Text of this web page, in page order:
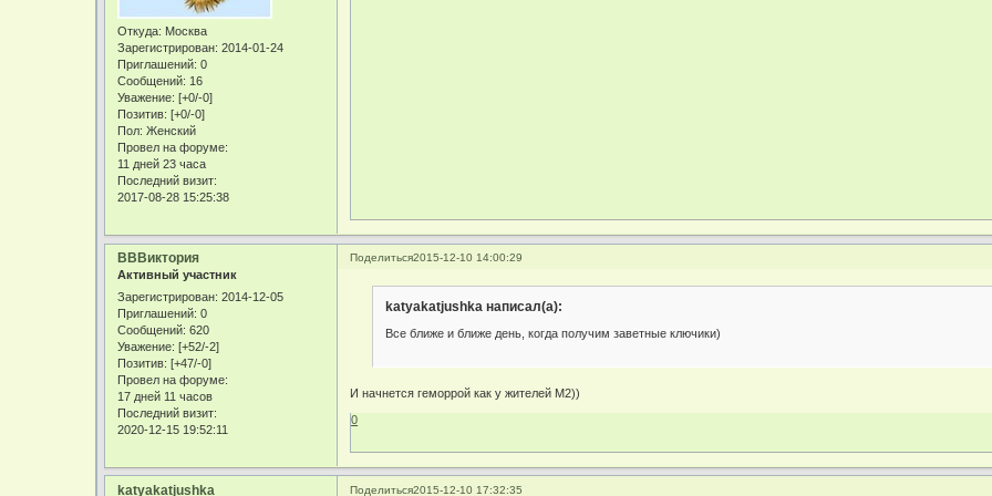
Откуда: Москва
Зарегистрирован: 2014-01-24
Приглашений: 0
Сообщений: 16
Уважение: [+0/-0]
Позитив: [+0/-0]
Пол: Женский
Провел на форуме:
11 дней 23 часа
Последний визит:
2017-08-28 15:25:38
Поделиться2015-12-10 14:00:29
ВВВиктория
Активный участник
Зарегистрирован: 2014-12-05
Приглашений: 0
Сообщений: 620
Уважение: [+52/-2]
Позитив: [+47/-0]
Провел на форуме:
17 дней 11 часов
Последний визит:
2020-12-15 19:52:11
katyakatjushka написал(а):
Все ближе и ближе день, когда получим заветные ключики)
И начнется геморрой как у жителей М2))
0
Поделиться2015-12-10 17:32:35
katyakatjushka